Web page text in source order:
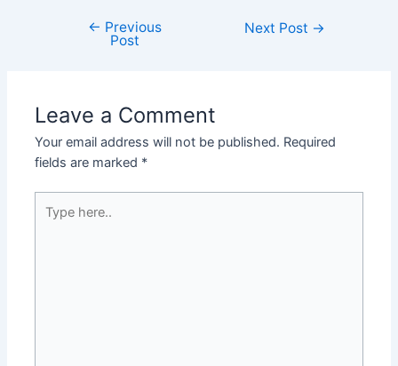
← Previous
Post
Next Post →
Leave a Comment
Your email address will not be published. Required
fields are marked *
here..